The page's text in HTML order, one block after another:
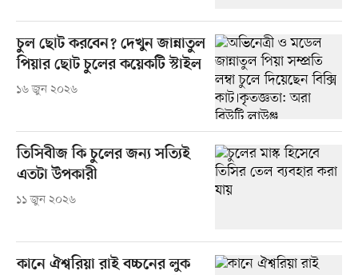
চুল ছোট করবেন? দেখুন জান্নাতুল
পিয়ার ছোট চুলের কয়েকটি স্টাইল
১৬ জুন ২০২৬
তিসিবীজ কি চুলের জন্য সত্যিই
এতটা উপকারী
১১ জুন ২০২৬
কানে ঐশ্বরিয়া রাই বচ্চনের লুক